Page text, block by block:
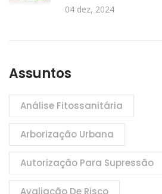
04 dez, 2024
Assuntos
Análise Fitossanitária
Arborização Urbana
Autorização Para Supressão